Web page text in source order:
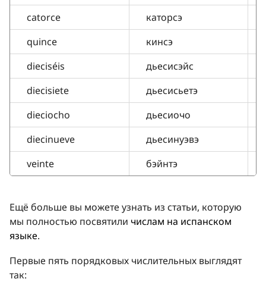
catorce
каторсэ
quince
кинсэ
dieciséis
дьесисэйс
diecisiete
дьесисьетэ
dieciocho
дьесиочо
diecinueve
дьесинуэвэ
veinte
бэйнтэ
Ещё больше вы можете узнать из статьи, которую
мы полностью посвятили числам на испанском
языке.
Первые пять порядковых числительных выглядят
так: